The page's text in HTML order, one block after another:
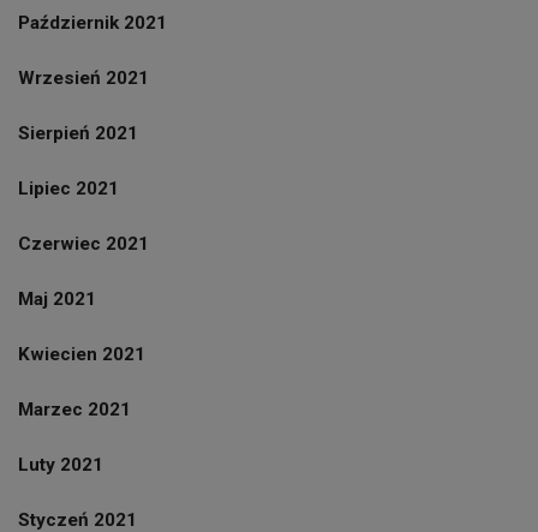
Październik 2021
Wrzesień 2021
Sierpień 2021
Lipiec 2021
Czerwiec 2021
Maj 2021
Kwiecien 2021
Marzec 2021
Luty 2021
Styczeń 2021